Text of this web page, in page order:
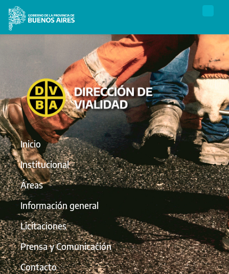
Inicio
Institucional
Áreas
Información general
Licitaciones
Prensa y Comunicación
Contacto